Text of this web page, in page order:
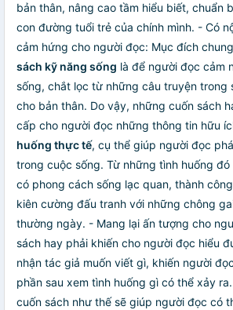
bản thân, nâng cao tầm hiểu biết, chuẩn
con đường tuổi trẻ của chính mình. - Có
cảm hứng cho người đọc: Mục đích
sách kỹ năng sống là để người đọc cảm
sống, chắt lọc từ những câu truyện trong
cho bản thân. Do vậy, những cuốn sách
cấp cho người đọc những thông tin hữu
huống thực tế, cụ thể giúp người đọc
trong cuộc sống. Từ những tình huống
có phong cách sống lạc quan, thành
kiên cường đấu tranh với những chông
thường ngày. - Mang lại ấn tượng cho
sách hay phải khiến cho người đọc hiểu
nhận tác giả muốn viết gì, khiến người
phần sau xem tình huống gì có thể xảy
cuốn sách như thế sẽ giúp người đọc có